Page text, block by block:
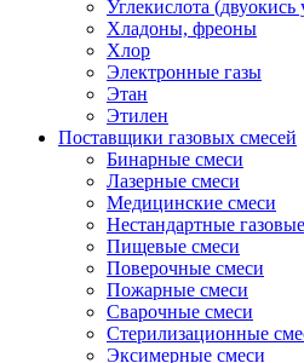
Углекислота (двуокись
Хладоны, фреоны
Хлор
Электронные газы
Этан
Этилен
Поставщики газовых смесей
Бинарные смеси
Лазерные смеси
Медицинские смеси
Нестандартные
Пищевые смеси
Поверочные смеси
Пожарные смеси
Сварочные смеси
Стерилизационные
Эксимерные смеси